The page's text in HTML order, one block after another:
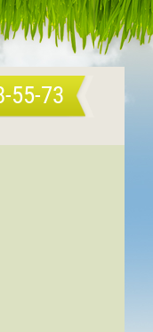
55-73